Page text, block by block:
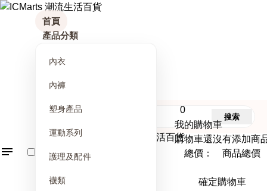
首頁
產品分類
內衣
內褲
塑身產品
運動系列
護理及配件
襪類
0
我的購物車
購物車還沒有添加商
總價： 商品總價
確定購物車
搜索